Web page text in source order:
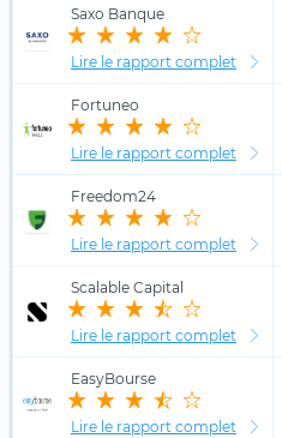
Saxo Banque
Lire le rapport complet
Fortuneo
Lire le rapport complet
Freedom24
Lire le rapport complet
Scalable Capital
Lire le rapport complet
EasyBourse
Lire le rapport complet